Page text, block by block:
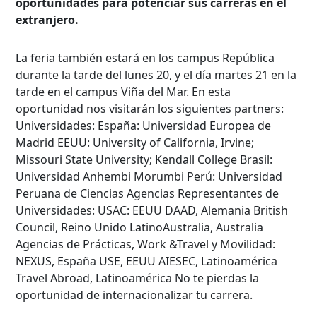
extranjero.
La feria también estará en los campus República
durante la tarde del lunes 20, y el día martes 21 en la
tarde en el campus Viña del Mar. En esta
oportunidad nos visitarán los siguientes partners:
Universidades: España: Universidad Europea de
Madrid EEUU: University of California, Irvine;
Missouri State University; Kendall College Brasil:
Universidad Anhembi Morumbi Perú: Universidad
Peruana de Ciencias Agencias Representantes de
Universidades: USAC: EEUU DAAD, Alemania British
Council, Reino Unido LatinoAustralia, Australia
Agencias de Prácticas, Work &Travel y Movilidad:
NEXUS, España USE, EEUU AIESEC, Latinoamérica
Travel Abroad, Latinoamérica No te pierdas la
oportunidad de internacionalizar tu carrera.
Búsqueda Avanzada
Carrera